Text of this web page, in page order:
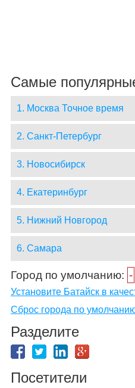
Самые
1. Москва Точное время
2. Санкт-Петербург
3. Новосибирск
4. Екатеринбург
5. Нижний Новгород
6. Самара
Город по умолчанию: -
Установите Батайск в
Сброс города по
Разделите
Посетители